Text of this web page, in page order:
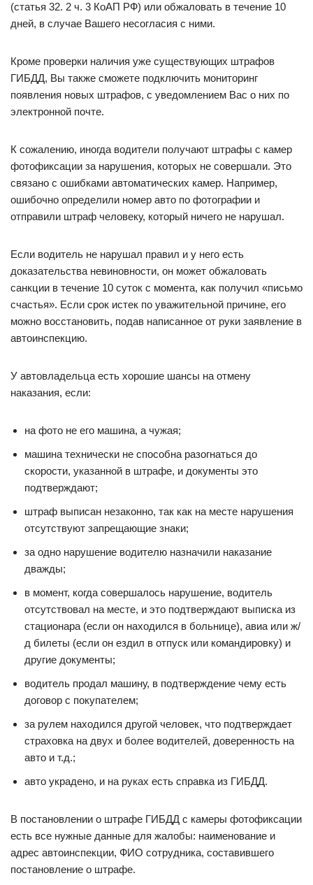
(статья 32. 2 ч. 3 КоАП РФ) или обжаловать в течение 10
дней, в случае Вашего несогласия с ними.
Кроме проверки наличия уже существующих штрафов
ГИБДД, Вы также сможете подключить мониторинг
появления новых штрафов, с уведомлением Вас о них по
электронной почте.
К сожалению, иногда водители получают штрафы с камер
фотофиксации за нарушения, которых не совершали. Это
связано с ошибками автоматических камер. Например,
ошибочно определили номер авто по фотографии и
отправили штраф человеку, который ничего не нарушал.
Если водитель не нарушал правил и у него есть
доказательства невиновности, он может обжаловать
санкции в течение 10 суток с момента, как получил «письмо
счастья». Если срок истек по уважительной причине, его
можно восстановить, подав написанное от руки заявление в
автоинспекцию.
У автовладельца есть хорошие шансы на отмену
наказания, если:
на фото не его машина, а чужая;
машина технически не способна разогнаться до
скорости, указанной в штрафе, и документы это
подтверждают;
штраф выписан незаконно, так как на месте нарушения
отсутствуют запрещающие знаки;
за одно нарушение водителю назначили наказание
дважды;
в момент, когда совершалось нарушение, водитель
отсутствовал на месте, и это подтверждают выписка из
стационара (если он находился в больнице), авиа или ж/
д билеты (если он ездил в отпуск или командировку) и
другие документы;
водитель продал машину, в подтверждение чему есть
договор с покупателем;
за рулем находился другой человек, что подтверждает
страховка на двух и более водителей, доверенность на
авто и т.д.;
авто украдено, и на руках есть справка из ГИБДД.
В постановлении о штрафе ГИБДД с камеры фотофиксации
есть все нужные данные для жалобы: наименование и
адрес автоинспекции, ФИО сотрудника, составившего
постановление о штрафе.